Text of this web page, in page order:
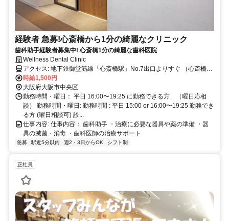
経験者 急募!心斎橋から1分の綺麗なクリニック
歯科助手経験者募集中! 心斎橋1分の綺麗な歯科医院
Wellness Dental Clinic
アクセス: 地下鉄御堂筋線「心斎橋駅」No.7出口よりすぐ （心斎橋大
丸店向かい・OPA隣・アクタス上）
時給1,500円
大阪府大阪市中央区
勤務時間・曜日： 平日 16:00〜19:25 に勤務できる方 （曜日応相
談） 勤務時間・曜日: 勤務時間 : 平日 15:00 or 16:00〜19:25 勤務でき
る方 (曜日相談可) ​診...
仕事内容: 仕事内容： 歯科助手 ・治療に必要な器具や薬の準備 ・器
具の滅菌・消毒 ・歯科医師の治療サポート
急募 駅近5分以内 週2・3日からOK シフト制
正社員